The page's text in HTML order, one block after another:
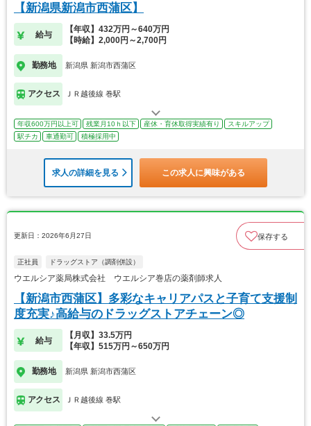
【新潟県新潟市西蒲区】
給与
【年収】432万円～640万円
【時給】2,000円～2,700円
勤務地 新潟県 新潟市西蒲区
アクセス ＪＲ越後線 巻駅
年収600万円以上可 残業月10ｈ以下 産休・育休取得実績有り
スキルアップ
駅チカ
車通勤可 積極採用中
求人の詳細を見る この求人に興味がある
更新日：2026年6月27日 保存する
正社員 ドラッグストア（調剤併設）
ウエルシア薬局株式会社 ウエルシア巻店の薬剤師求人
【新潟市西蒲区】多彩なキャリアパスと子育て支援制
度充実♪高給与のドラッグストアチェーン◎
給与
【月収】33.5万円
【年収】515万円～650万円
勤務地 新潟県 新潟市西蒲区
アクセス ＪＲ越後線 巻駅